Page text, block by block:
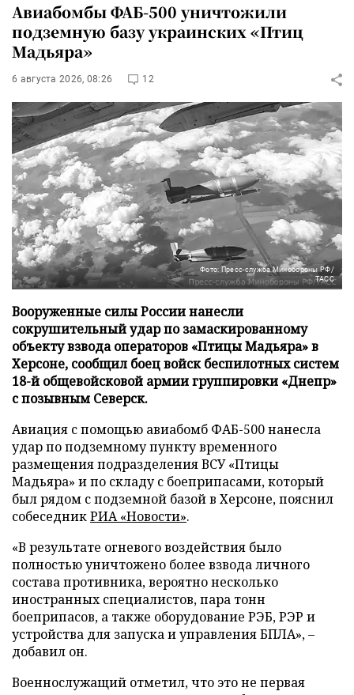
Авиабомбы ФАБ-500 уничтожили
подземную базу украинских «Птиц
Мадьяра»
6 августа 2026, 08:26 12
Фото: Пресс-служба Минобороны РФ/
ТАСС
Вооруженные силы России нанесли
сокрушительный удар по замаскированному
объекту взвода операторов «Птицы Мадьяра» в
Херсоне, сообщил боец войск беспилотных систем
18-й общевойсковой армии группировки «Днепр»
с позывным Северск.
Авиация с помощью авиабомб ФАБ-500 нанесла
удар по подземному пункту временного
размещения подразделения ВСУ «Птицы
Мадьяра» и по складу с боеприпасами, который
был рядом с подземной базой в Херсоне, пояснил
собеседникРИА «Новости».
«В результате огневого воздействия было
полностью уничтожено более взвода личного
состава противника, вероятно несколько
иностранных специалистов, пара тонн
боеприпасов, а также оборудование РЭБ, РЭР и
устройства для запуска и управления БПЛА», –
добавил он.
Военнослужащий отметил, что это не первая